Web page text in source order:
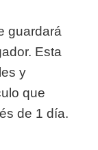
guardará
Esta
y
que
de 1 día.